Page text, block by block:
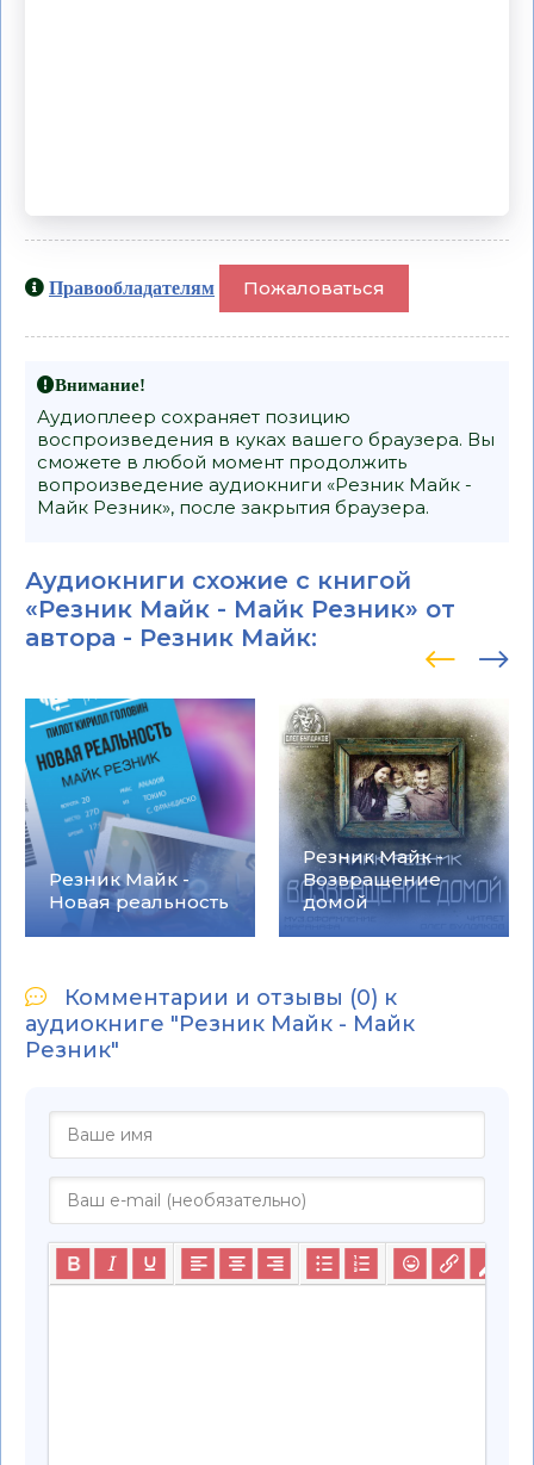
Правообладателям Пожаловаться
Внимание!
Аудиоплеер сохраняет позицию
воспроизведения в куках вашего браузера. Вы
сможете в любой момент продолжить
вопроизведение аудиокниги «Резник Майк -
Майк Резник», после закрытия браузера.
Аудиокниги схожие с книгой
«Резник Майк - Майк Резник» от
автора - Резник Майк:
Резник Майк -
Новая реальность
Резник Майк -
Возвращение
домой
Комментарии и отзывы (0) к
аудиокниге "Резник Майк - Майк
Резник"